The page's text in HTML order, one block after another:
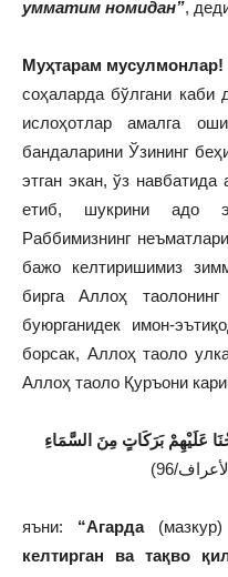
умматим номидан”,
Муҳтарам мусулмонлар!
соҳаларда бўлгани каби
ислоҳотлар амалга
бандаларини Ўзининг
этган экан, ўз
етиб, шукрини адо
Раббимизнинг
бажо келтиришимиз
бирга Аллоҳ
буюрганидек имон-
борсак, Аллоҳ таоло
Аллоҳ таоло Қуръони
яъни: “Агарда (мазкур)
келтирган ва тақво